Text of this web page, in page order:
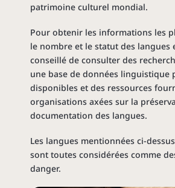
patrimoine culturel mondial.
Pour obtenir les informations les
le nombre et le statut des langues
conseillé de consulter des
une base de données linguistique
disponibles et des ressources
organisations axées sur la
documentation des langues.
Les langues mentionnées ci-
sont toutes considérées comme
danger.